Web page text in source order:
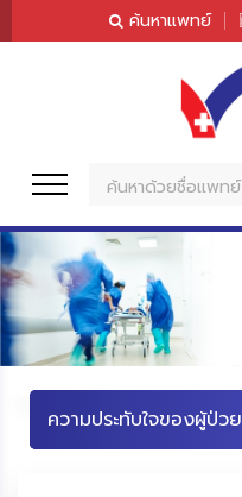
ค้นหาแพทย์
ห
า
บริการทางการแพทย์
ค้นหาแพทย์
ทำนัด
โปรแกรมตรวจสุขภาพ
ความประทับใจของผู้ป่วย